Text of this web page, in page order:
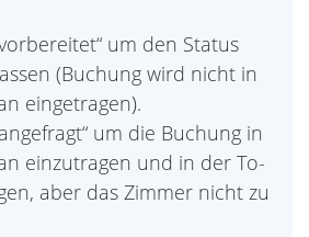
um den Status
(Buchung wird nicht in
eingetragen).
um die Buchung in
einzutragen und in der To-
aber das Zimmer nicht zu